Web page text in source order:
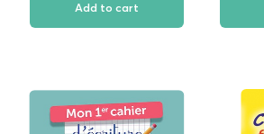
Add to cart